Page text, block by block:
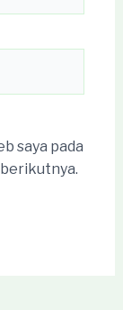
saya pada